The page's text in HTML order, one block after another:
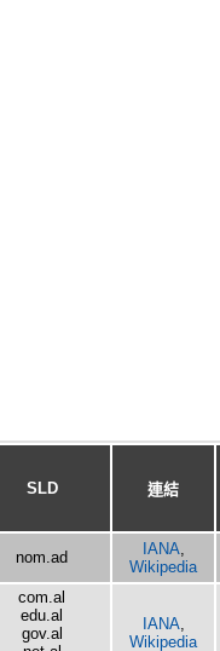
SLD
連結
nom.ad IANA
Wikipedia
com.al
edu.al
gov.al
IANA,
Wikipedia